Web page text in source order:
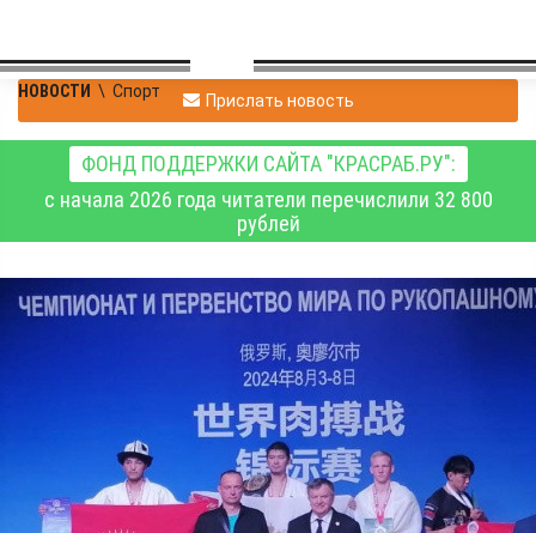
НОВОСТИ \ Спорт Прислать новость
ФОНД ПОДДЕРЖКИ САЙТА "КРАСРАБ.РУ":
с начала 2026 года читатели перечислили 32 800
рублей
Красноярцы –
победители и призеры
чемпионата и
первенства мира по
рукопашному бою
В Орле завершились чемпионат и первенство мира по